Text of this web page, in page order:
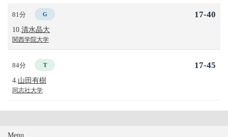
81分 G
10. 清水晶大
関西学院大学
17-40
84分 T
4. 山田有樹
同志社大学
17-45
Menu